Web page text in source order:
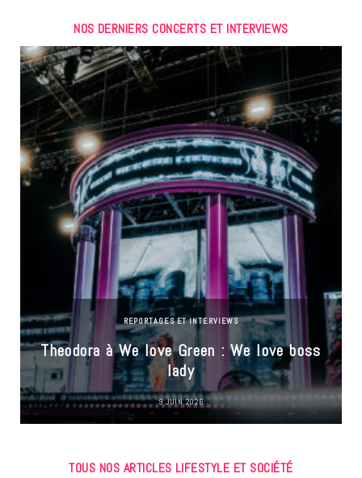
NOS DERNIERS CONCERTS ET INTERVIEWS
REPORTAGES ET INTERVIEWS
Theodora à We love Green : We love boss
lady
9 JUIN 2026
TOUS NOS ARTICLES LIFESTYLE ET SOCIÉTÉ